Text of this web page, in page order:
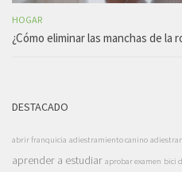
HOGAR
¿Cómo eliminar las manchas de la
DESTACADO
abrir franquicia adiestramiento canino
aprender a estudiar aprobar examen bici